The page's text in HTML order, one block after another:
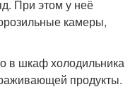
При этом у неё
камеры,
в шкаф холодильника
продукты.